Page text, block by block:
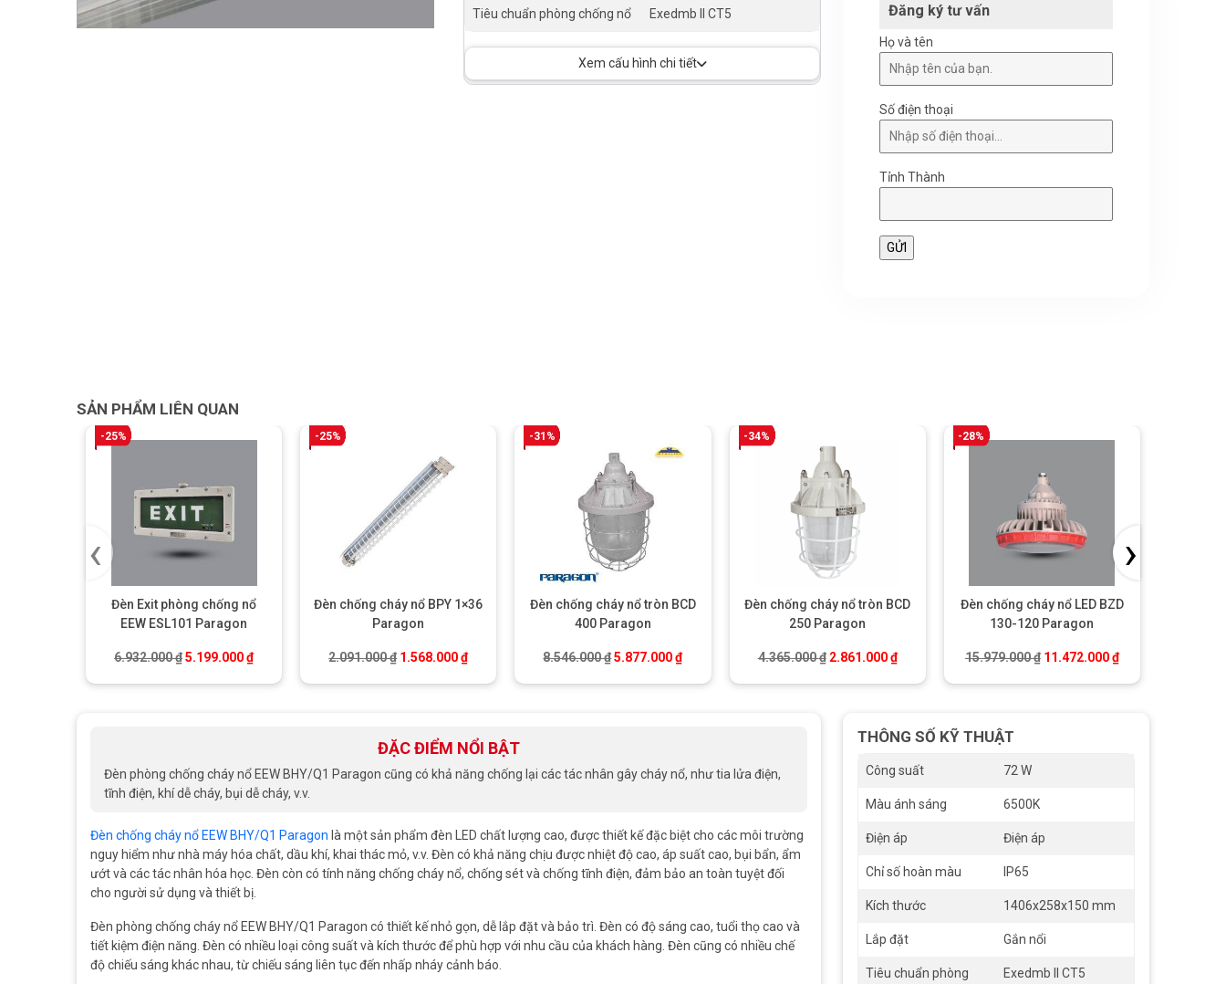
Tiêu chuẩn phòng chống nổ Exedmb II CT5
Xem cấu hình chi tiết
Đăng ký tư vấn
Họ và tên
Số điện thoại
Tỉnh Thành
SẢN PHẨM LIÊN QUAN
-25%
Đèn Exit phòng chống nổ
EEW ESL101 Paragon
6.932.000₫Giá gốc là: 6.932.000 ₫.
5.199.000₫Giá hiện tại là: 5.199.000 ₫.
-25%
Đèn chống cháy nổ BPY 1×36
Paragon
2.091.000₫ Giá gốc là: 2.091.000 ₫.
1.568.000₫Giá hiện tại là: 1.568.000 ₫.
-31%
Đèn chống cháy nổ tròn BCD
400 Paragon
8.546.000₫Giá gốc là: 8.546.000 ₫.
5.877.000₫Giá hiện tại là: 5.877.000 ₫.
-34%
Đèn chống cháy nổ tròn BCD
250 Paragon
4.365.000₫ Giá gốc là: 4.365.000 ₫.
2.861.000₫Giá hiện tại là: 2.861.000 ₫.
-28%
Đèn chống cháy nổ LED BZD
130-120 Paragon
15.979.000₫ Giá gốc là: 15.979.000 ₫.
11.472.000₫Giá hiện tại là:
‹ ›
ĐẶC ĐIỂM NỔI BẬT
Đèn phòng chống cháy nổ EEW BHY/Q1 Paragon cũng có khả năng chống lại các tác nhân gây cháy nổ, như tia lửa điện,
tĩnh điện, khí dễ cháy, bụi dễ cháy, v.v.
Đèn chống cháy nổ EEW BHY/Q1 Paragon là một sản phẩm đèn LED chất lượng cao, được thiết kế đặc biệt cho các môi trường
nguy hiểm như nhà máy hóa chất, dầu khí, khai thác mỏ, v.v. Đèn có khả năng chịu được nhiệt độ cao, áp suất cao, bụi bẩn, ẩm
ướt và các tác nhân hóa học. Đèn còn có tính năng chống cháy nổ, chống sét và chống tĩnh điện, đảm bảo an toàn tuyệt đối
cho người sử dụng và thiết bị.
Đèn phòng chống cháy nổ EEW BHY/Q1 Paragon có thiết kế nhỏ gọn, dễ lắp đặt và bảo trì. Đèn có độ sáng cao, tuổi thọ cao và
tiết kiệm điện năng. Đèn có nhiều loại công suất và kích thước để phù hợp với nhu cầu của khách hàng. Đèn cũng có nhiều chế
độ chiếu sáng khác nhau, từ chiếu sáng liên tục đến nhấp nháy cảnh báo.
THÔNG SỐ KỸ THUẬT
Công suất 72 W
Màu ánh sáng 6500K
Điện áp Điện áp
Chỉ số hoàn màu IP65
Kích thước 1406x258x150 mm
Lắp đặt Gắn nổi
Tiêu chuẩn phòng
Exedmb II CT5